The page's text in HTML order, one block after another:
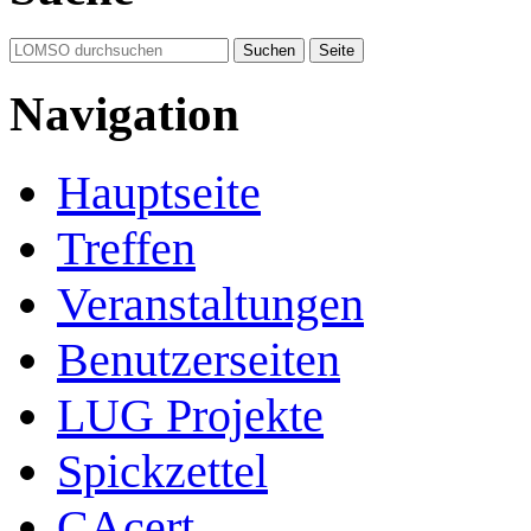
Navigation
Hauptseite
Treffen
Veranstaltungen
Benutzerseiten
LUG Projekte
Spickzettel